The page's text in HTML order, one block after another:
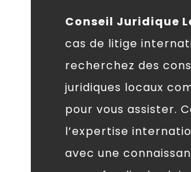
Conseil Juridique
cas de litige
recherchez des
juridiques locaux
pour vous assister.
l’expertise
avec une